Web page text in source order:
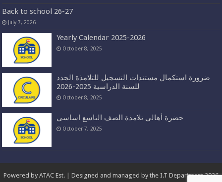
Back to school 26-27
July 7, 2026
Yearly Calendar 2025-2026
October 8, 2025
ضرورة استكمال مستندات التسجيل للتلامذة الجدد
للسنة الدراسية 2025-2026
October 8, 2025
حضرة أهالي تلامذة الصف التاسع اساسي
October 7, 2025
Powered by ATAC Est. | Designed and managed by the I.T Department 2026